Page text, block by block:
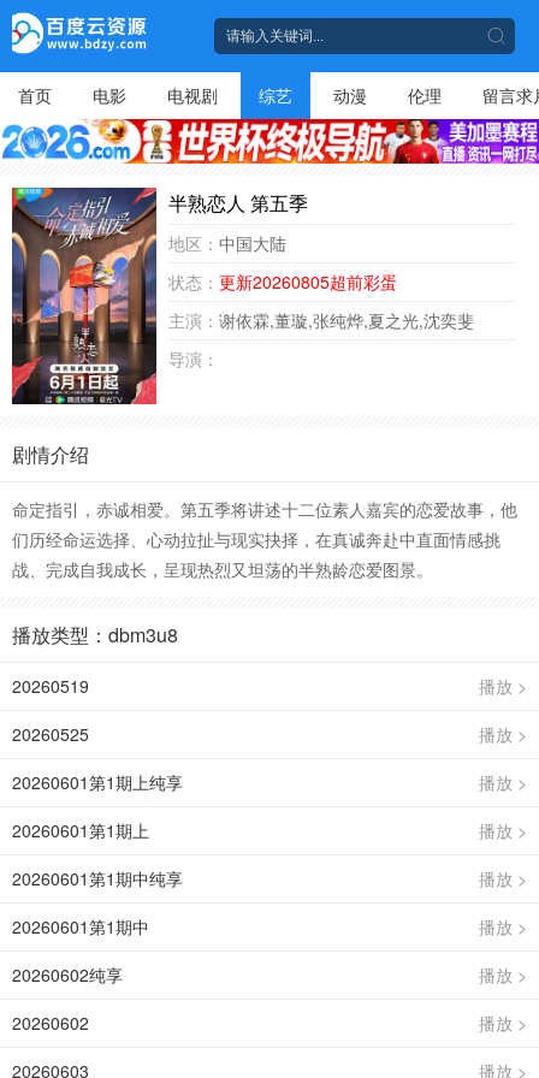
首页 电影 电视剧 综艺 动漫 伦理 留言求
半熟恋人 第五季
地区： 中国大陆
状态： 更新20260805超前彩蛋
主演： 谢依霖,董璇,张纯烨,夏之光,沈奕斐
导演：
剧情介绍
命定指引，赤诚相爱。第五季将讲述十二位素人嘉宾的恋爱故事，他
们历经命运选择、心动拉扯与现实抉择，在真诚奔赴中直面情感挑
战、完成自我成长，呈现热烈又坦荡的半熟龄恋爱图景。
播放类型：dbm3u8
播放 >
20260519
播放 >
20260525
播放 >
20260601第1期上纯享
播放 >
20260601第1期上
播放 >
20260601第1期中纯享
播放 >
20260601第1期中
播放 >
20260602纯享
播放 >
20260602
播放 >
20260603